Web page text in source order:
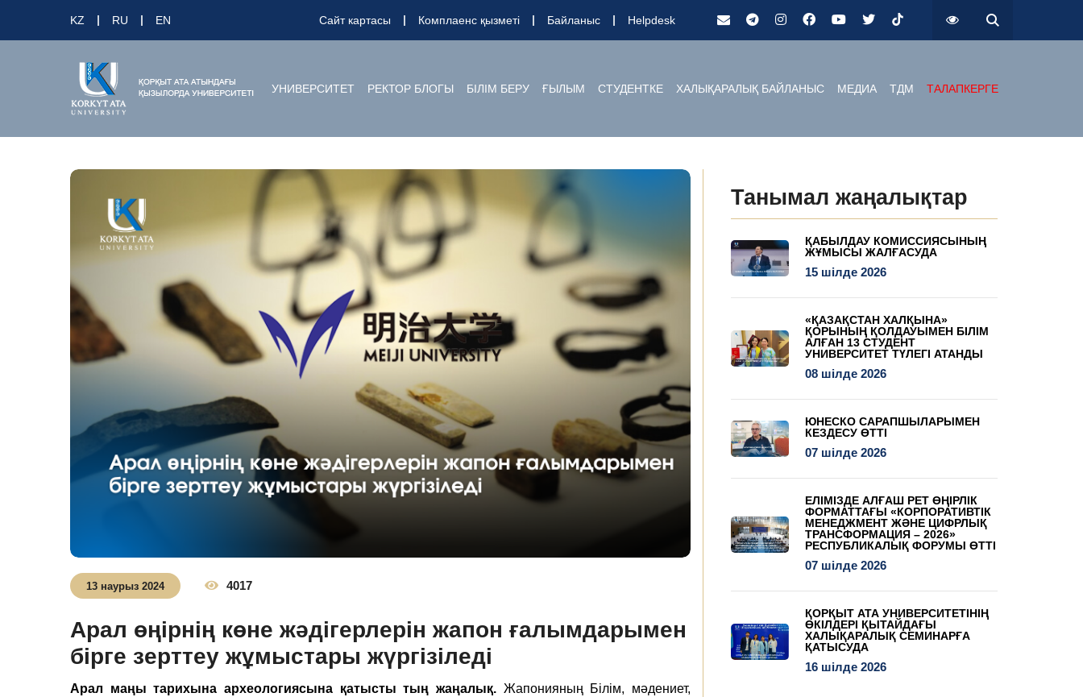
KZ RU EN Сайт картасы Комплаенс қызметі Байланыс Helpdesk
УНИВЕРСИТЕТ РЕКТОР БЛОГЫ БІЛІМ БЕРУ ҒЫЛЫМ СТУДЕНТКЕ ХАЛЫҚАРАЛЫҚ БАЙЛАНЫС МЕДИА ТДМ ТАЛАПКЕРГЕ
13 наурыз 2024 4017
Арал өңірнің көне жәдігерлерін жапон ғалымдарымен
бірге зерттеу жұмыстары жүргізіледі
Арал маңы тарихына археологиясына қатысты тың жаңалық. Жапонияның Білім, мәдениет,
Танымал жаңалықтар
ҚАБЫЛДАУ КОМИССИЯСЫНЫҢ
ЖҰМЫСЫ ЖАЛҒАСУДА
15 шілде 2026
«ҚАЗАҚСТАН ХАЛҚЫНА»
ҚОРЫНЫҢ ҚОЛДАУЫМЕН БІЛІМ
АЛҒАН 13 СТУДЕНТ
УНИВЕРСИТЕТ ТҮЛЕГІ АТАНДЫ
08 шілде 2026
ЮНЕСКО САРАПШЫЛАРЫМЕН
КЕЗДЕСУ ӨТТІ
07 шілде 2026
ЕЛІМІЗДЕ АЛҒАШ РЕТ ӨҢІРЛІК
ФОРМАТТАҒЫ «КОРПОРАТИВТІК
МЕНЕДЖМЕНТ ЖӘНЕ ЦИФРЛЫҚ
ТРАНСФОРМАЦИЯ – 2026»
РЕСПУБЛИКАЛЫҚ ФОРУМЫ ӨТТІ
07 шілде 2026
ҚОРҚЫТ АТА УНИВЕРСИТЕТІНІҢ
ӨКІЛДЕРІ ҚЫТАЙДАҒЫ
ХАЛЫҚАРАЛЫҚ СЕМИНАРҒА
ҚАТЫСУДА
16 шілде 2026